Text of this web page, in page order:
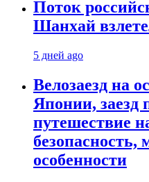
Поток
Шанхай
5 дней ago
Велозаезд на
Японии, заезд
путешествие
безопасность,
особенности